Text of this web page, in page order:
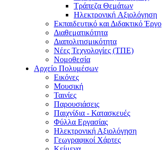
Τράπεζα Θεμάτων
Hλεκτρονική Aξιολόγηση
Εκπαιδευτικό και Διδακτικό Έργο
Διαθεματικότητα
Διαπολιτισμικότητα
Νέες Τεχνολογίες (ΤΠΕ)
Νομοθεσία
Αρχείο Πολυμέσων
Εικόνες
Μουσική
Ταινίες
Παρουσιάσεις
Παιχνίδια - Κατασκευές
Φύλλα Εργασίας
Ηλεκτρονική Αξιολόγηση
Γεωγραφικοί Χάρτες